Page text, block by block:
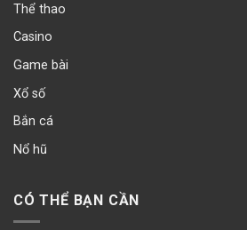
Thể thao
Casino
Game bài
Xổ số
Bắn cá
Nổ hũ
CÓ THỂ BẠN CẦN